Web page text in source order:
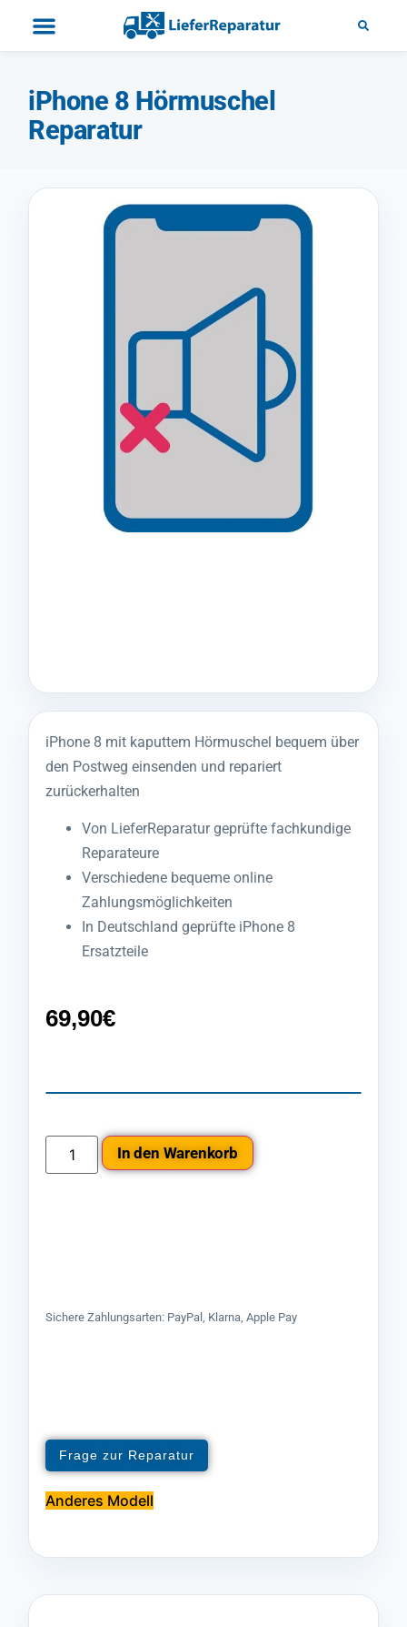
iPhone 8 Hörmuschel
Reparatur
iPhone 8 mit kaputtem Hörmuschel bequem über
den Postweg einsenden und repariert
zurückerhalten
Von LieferReparatur geprüfte fachkundige
Reparateure
Verschiedene bequeme online
Zahlungsmöglichkeiten
In Deutschland geprüfte iPhone 8
Ersatzteile
69,90€
In den Warenkorb
Sichere Zahlungsarten: PayPal, Klarna, Apple Pay
Frage zur Reparatur
Anderes Modell